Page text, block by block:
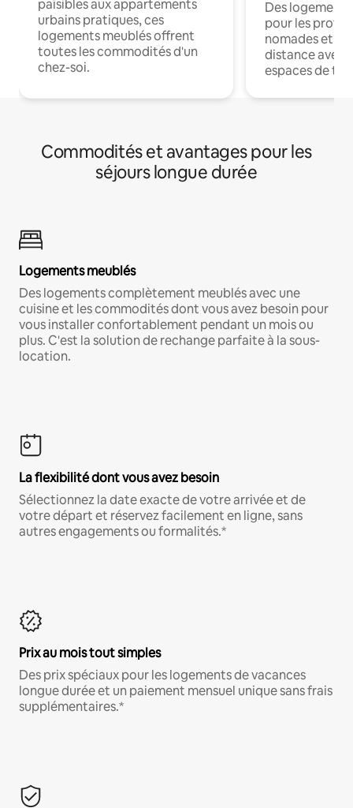
paisibles aux appartements
urbains pratiques, ces
logements meublés offrent
toutes les commodités d'un
chez-soi.
Des
pour les
nomades et
distance avec
espaces de
Commodités et avantages pour les
séjours longue durée
Logements meublés
Des logements complètement meublés avec une
cuisine et les commodités dont vous avez besoin pour
vous installer confortablement pendant un mois ou
plus. C'est la solution de rechange parfaite à la sous-
location.
La flexibilité dont vous avez besoin
Sélectionnez la date exacte de votre arrivée et de
votre départ et réservez facilement en ligne, sans
autres engagements ou formalités.*
Prix au mois tout simples
Des prix spéciaux pour les logements de vacances
longue durée et un paiement mensuel unique sans frais
supplémentaires.*